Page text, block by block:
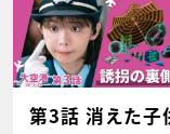
第3話 消えた子